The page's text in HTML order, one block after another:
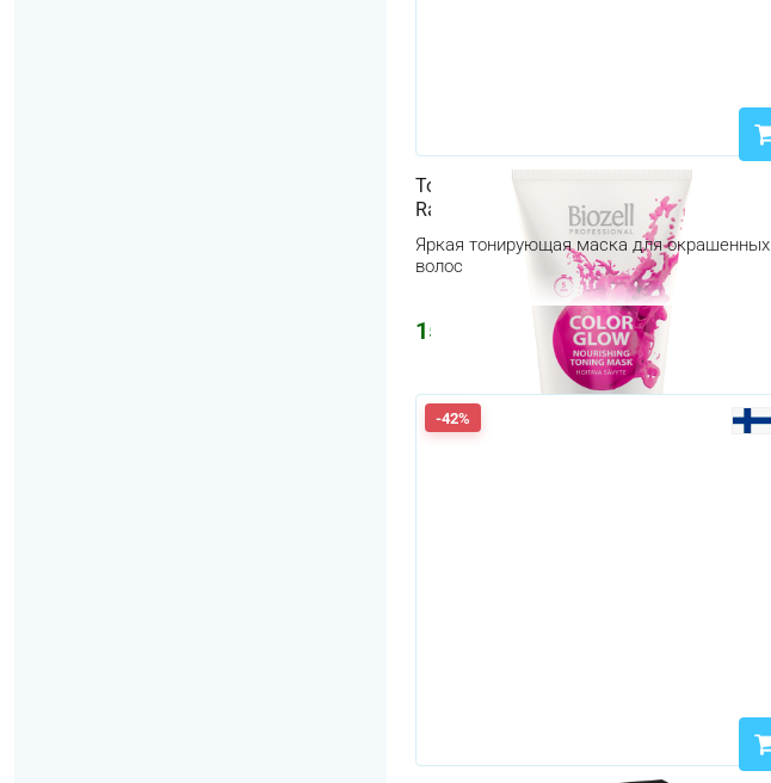
Тонирующая маска Biozell Color Glow
Raspberry 150 мл
Яркая тонирующая маска для окрашенных
волос
1556
-42%